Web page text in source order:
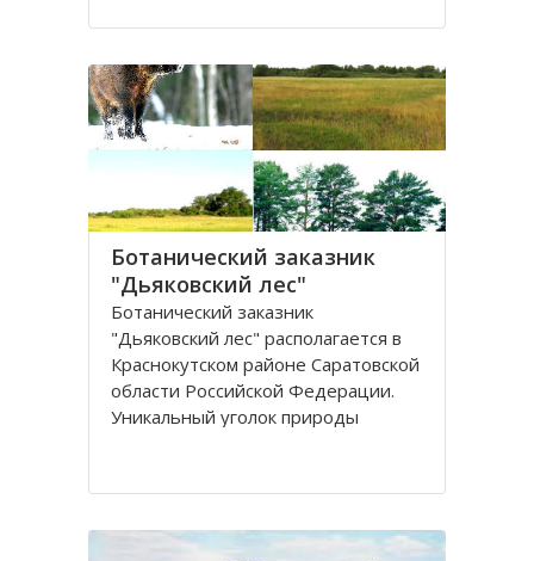
августа 1994 года с целью
животного мира, неживой природы
и памятников культуры, создания
Ботанический заказник
"Дьяковский лес"
Ботанический заказник
"Дьяковский лес" располагается в
Краснокутском районе Саратовской
области Российской Федерации.
Уникальный уголок природы
простирается с севера на юг на 19